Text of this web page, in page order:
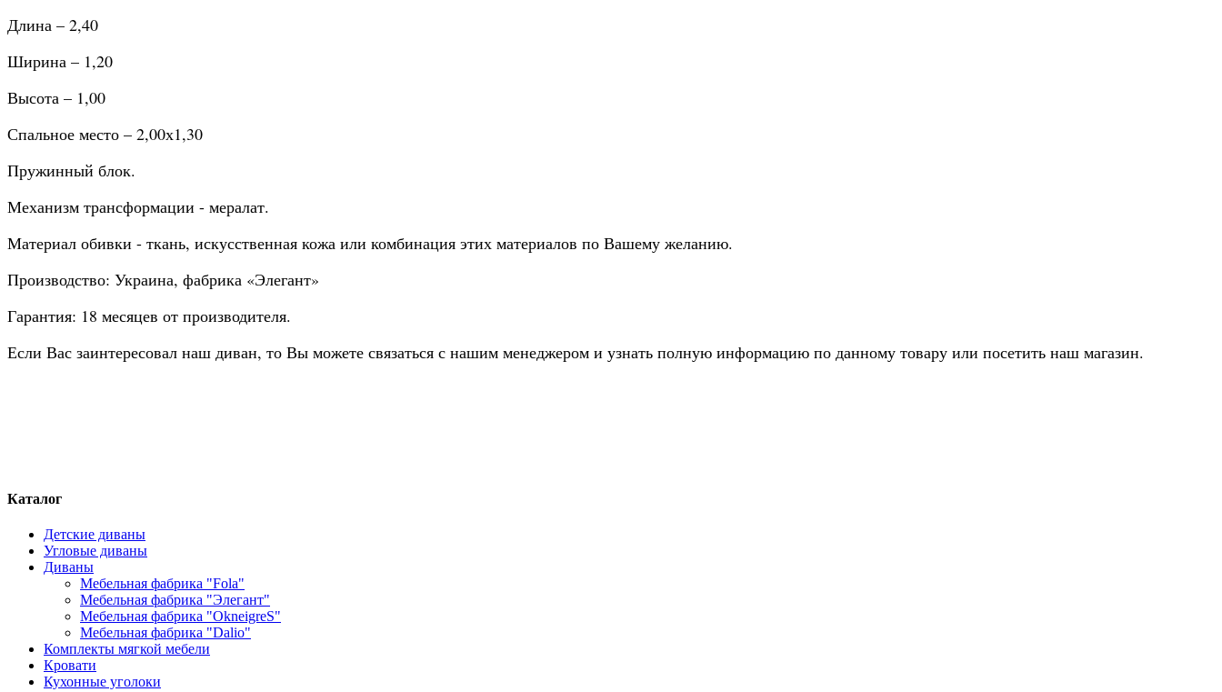
Длина – 2,40
Ширина – 1,20
Высота – 1,00
Спальное место – 2,00х1,30
Пружинный блок.
Механизм трансформации - мералат.
Материал обивки - ткань, искусственная кожа или комбинация этих материалов по Вашему желанию.
Производство: Украина, фабрика «Элегант»
Гарантия: 18 месяцев от производителя.
Если Вас заинтересовал наш диван, то Вы можете связаться с нашим менеджером и узнать полную информацию по данному товару или посетить наш магазин.
Каталог
Детские диваны
Угловые диваны
Диваны
Мебельная фабрика "Fola"
Мебельная фабрика "Элегант"
Мебельная фабрика "OkneigreS"
Мебельная фабрика "Dalio"
Комплекты мягкой мебели
Кровати
Кухонные уголоки